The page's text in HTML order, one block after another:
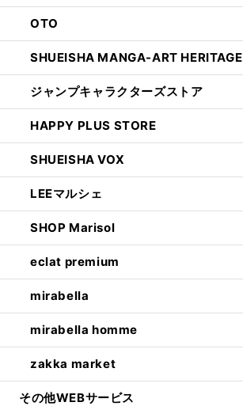
OTO
SHUEISHA MANGA-ART HERITAGE
ジャンプキャラクターズストア
HAPPY PLUS STORE
SHUEISHA VOX
LEEマルシェ
SHOP Marisol
eclat premium
mirabella
mirabella homme
zakka market
その他WEBサービス